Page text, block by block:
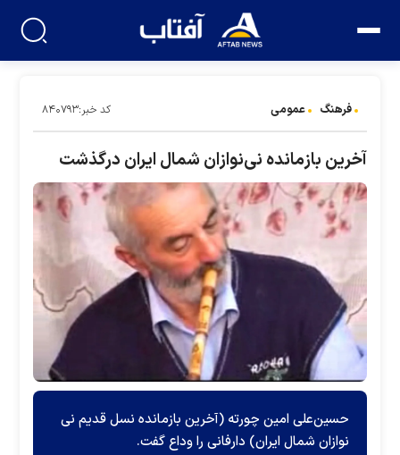
فرهنگ عمومی کد خبر:۸۴۰۷۹۳
آخرین بازمانده نی‌نوازان شمال ایران درگذشت
حسین‌علی امین چورته (آخرین بازمانده نسل قدیم نی
نوازان شمال ایران) دارفانی را وداع گفت.